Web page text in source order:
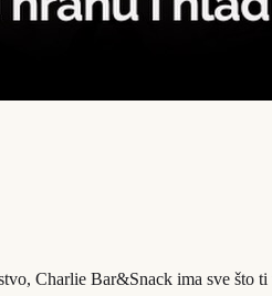
Charlie Bar&Snack ima sve što